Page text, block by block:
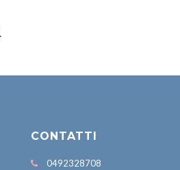
CONTATTI
0492328708